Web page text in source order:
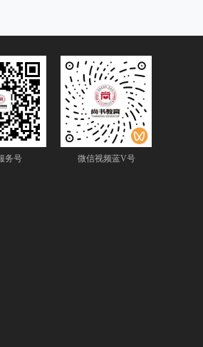
务号 微信视频蓝V号